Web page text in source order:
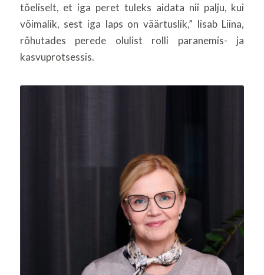
tõeliselt, et iga peret tuleks aidata nii palju, kui
võimalik, sest iga laps on väärtuslik,” lisab Liina,
rõhutades perede olulist rolli paranemis- ja
kasvuprotsessis.